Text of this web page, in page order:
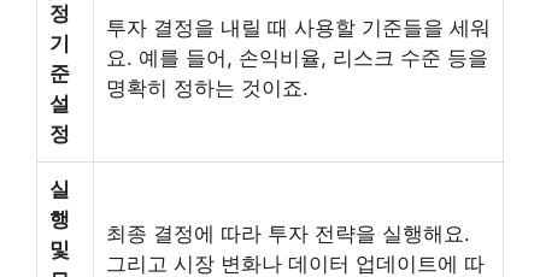
정
기
준
설
정
투자 결정을 내릴 때 사용할 기준들을 세워
요. 예를 들어, 손익비율, 리스크 수준 등을
명확히 정하는 것이죠.
실
행
및
최종 결정에 따라 투자 전략을 실행해요.
그리고 시장 변화나 데이터 업데이트에 따